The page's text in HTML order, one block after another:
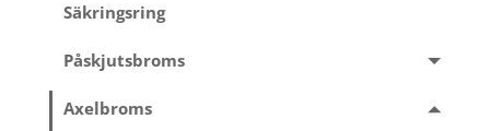
Säkringsring
Påskjutsbroms
Axelbroms